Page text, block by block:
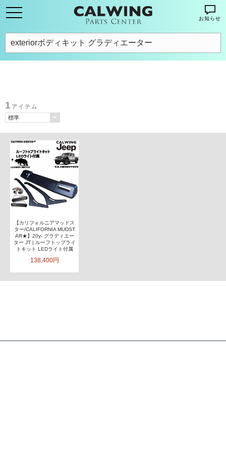
お知らせ
1 アイテム
【カリフォルニアマッドス
ター/CALIFORNIA MUDST
AR★】20y- グラディエー
ター JT | ルーフトップライ
トキット LEDライト付属
138,400円